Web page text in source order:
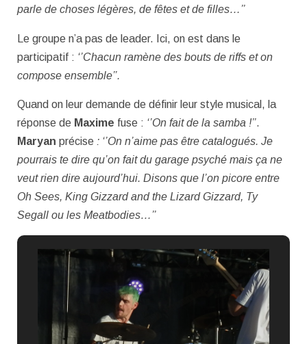
parle de choses légères, de fêtes et de filles…’’
Le groupe n’a pas de leader. Ici, on est dans le
participatif : ‘’Chacun ramène des bouts de riffs et on
compose ensemble’’.
Quand on leur demande de définir leur style musical, la
réponse de Maxime fuse : ‘’On fait de la samba !’’.
Maryan précise : ‘’On n’aime pas être catalogués. Je
pourrais te dire qu’on fait du garage psyché mais ça ne
veut rien dire aujourd’hui. Disons que l’on picore entre
Oh Sees, King Gizzard and the Lizard Gizzard, Ty
Segall ou les Meatbodies…’’